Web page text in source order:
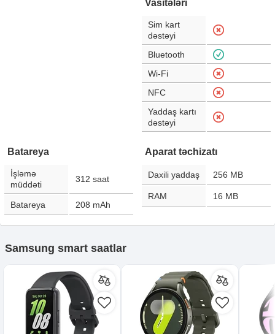
Vasitələri
Sim kart
dəstəyi
Bluetooth
Wi-Fi
NFC
Yaddaş kartı
dəstəyi
Batareya
İşləmə
müddəti
312 saat
Batareya 208 mAh
Aparat təchizatı
Daxili yaddaş 256 MB
RAM 16 MB
Samsung smart saatlar